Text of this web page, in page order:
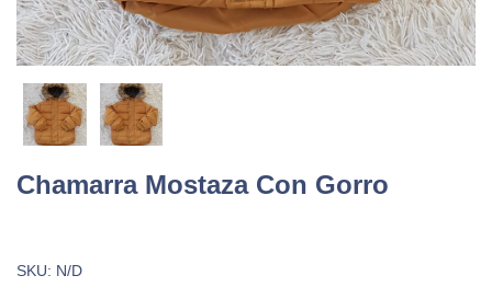
Chamarra Mostaza Con Gorro
SKU: N/D